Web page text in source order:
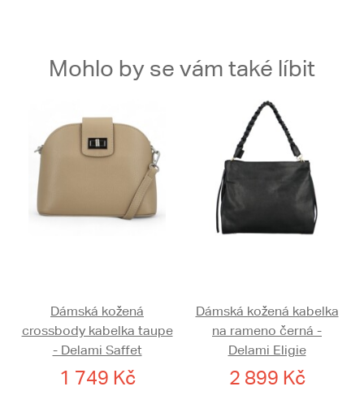
Mohlo by se vám také líbit
Dámská kožená
crossbody kabelka taupe
- Delami Saffet
1 749 Kč
Dámská kožená kabelka
na rameno černá -
Delami Eligie
2 899 Kč